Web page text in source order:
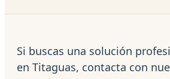
Si buscas una solución
en Titaguas, contacta con